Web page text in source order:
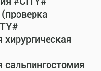
сальпингостомия